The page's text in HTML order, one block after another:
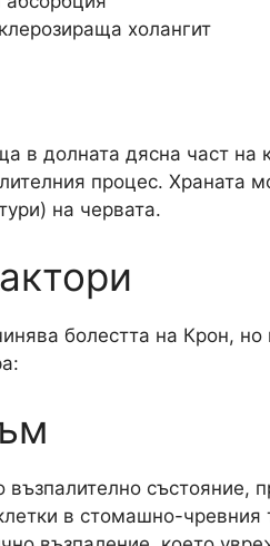
холангит
в долната дясна част на
процес. Храната
на червата.​
болестта на Крон, но
състояние,
в стомашно-чревния